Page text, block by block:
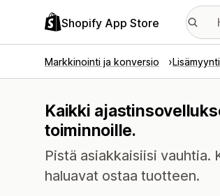
Shopify App Store
Markkinointi ja konversio
Kaikki
toiminnoille.
Pistä asiakkaisiisi vauhtia.
haluavat ostaa tuotteen.